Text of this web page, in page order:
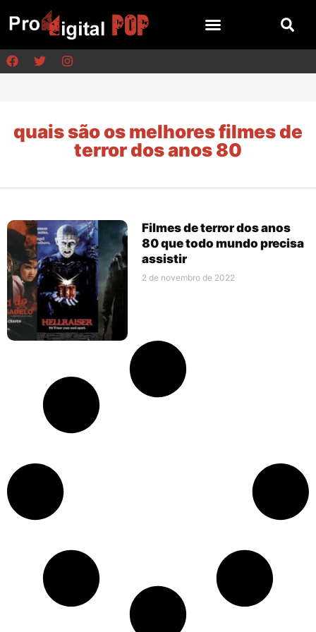
quais são os melhores filmes de
terror dos anos 80
Filmes de terror dos anos
80 que todo mundo precisa
assistir
2 de novembro de 2022